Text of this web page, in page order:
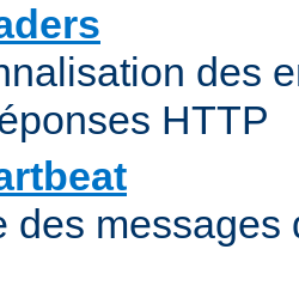
des
HTTP
des messages